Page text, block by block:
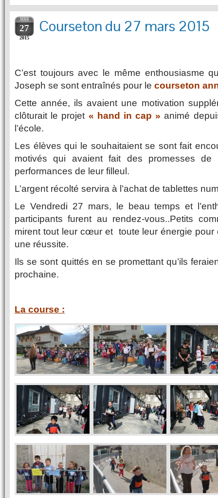
MAR
27
2015
Courseton du 27 mars 2015
C’est toujours avec le même enthousiasme
Joseph se sont entraînés pour le courseton
Cette année, ils avaient une motivation
clôturait le projet « hand in cap » animé
l’école.
Les élèves qui le souhaitaient se sont fait
motivés qui avaient fait des promesses
performances de leur filleul.
L’argent récolté servira à l’achat de tablettes
Le Vendredi 27 mars, le beau temps et
participants furent au rendez-vous..Petits
mirent tout leur cœur et toute leur énergie pour
une réussite.
Ils se sont quittés en se promettant qu’ils
prochaine.
La course :